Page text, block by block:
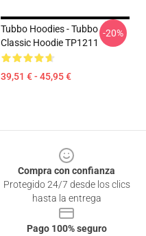
Tubbo Hoodies - Tubbo
Classic Hoodie TP1211
39,51 € - 45,95 €
-20%
Compra con confianza
Protegido 24/7 desde los clics
hasta la entrega
Pago 100% seguro